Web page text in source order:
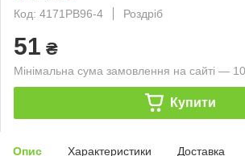
Код: 4171PB96-4
Роздріб
51 ₴
Мінімальна сума замовлення на сайті —
Купити
Опис Характеристики Доставка